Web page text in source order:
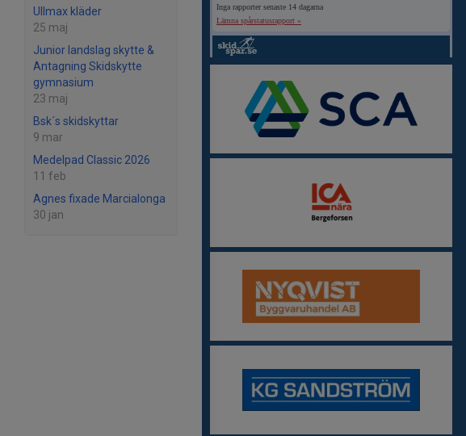
Ullmax kläder
25 maj
Junior landslag skytte &
Antagning Skidskytte
gymnasium
23 maj
Bsk´s skidskyttar
9 mar
Medelpad Classic 2026
11 feb
Agnes fixade Marcialonga
30 jan
Inga rapporter senaste 14 dagarna
Lämna spårstatusrapport »